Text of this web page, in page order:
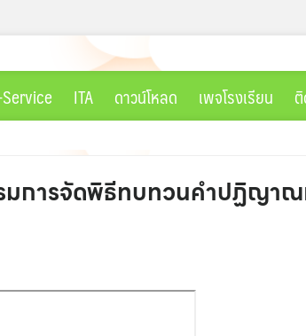
ITA ดาวน์โหลด เพจโรงเรียน
การจัดพิธีทบทวนคำปฏิญา